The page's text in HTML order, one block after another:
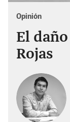
Opinión
El
Rojas